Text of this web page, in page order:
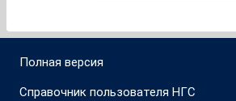
Полная версия
Справочник пользователя НГС